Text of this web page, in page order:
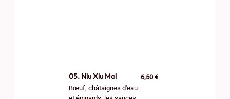
05. Niu Xiu Mai
Bœuf, châtaignes d'eau
6,50 €